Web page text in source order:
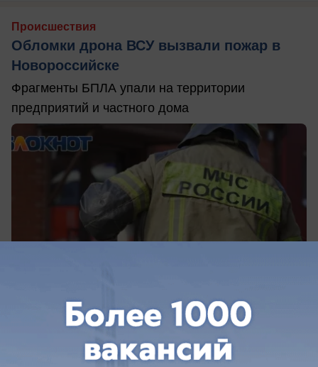
Происшествия
Обломки дрона ВСУ вызвали пожар в
Новороссийске
Фрагменты БПЛА упали на территории
предприятий и частного дома
сегодня в 09:09